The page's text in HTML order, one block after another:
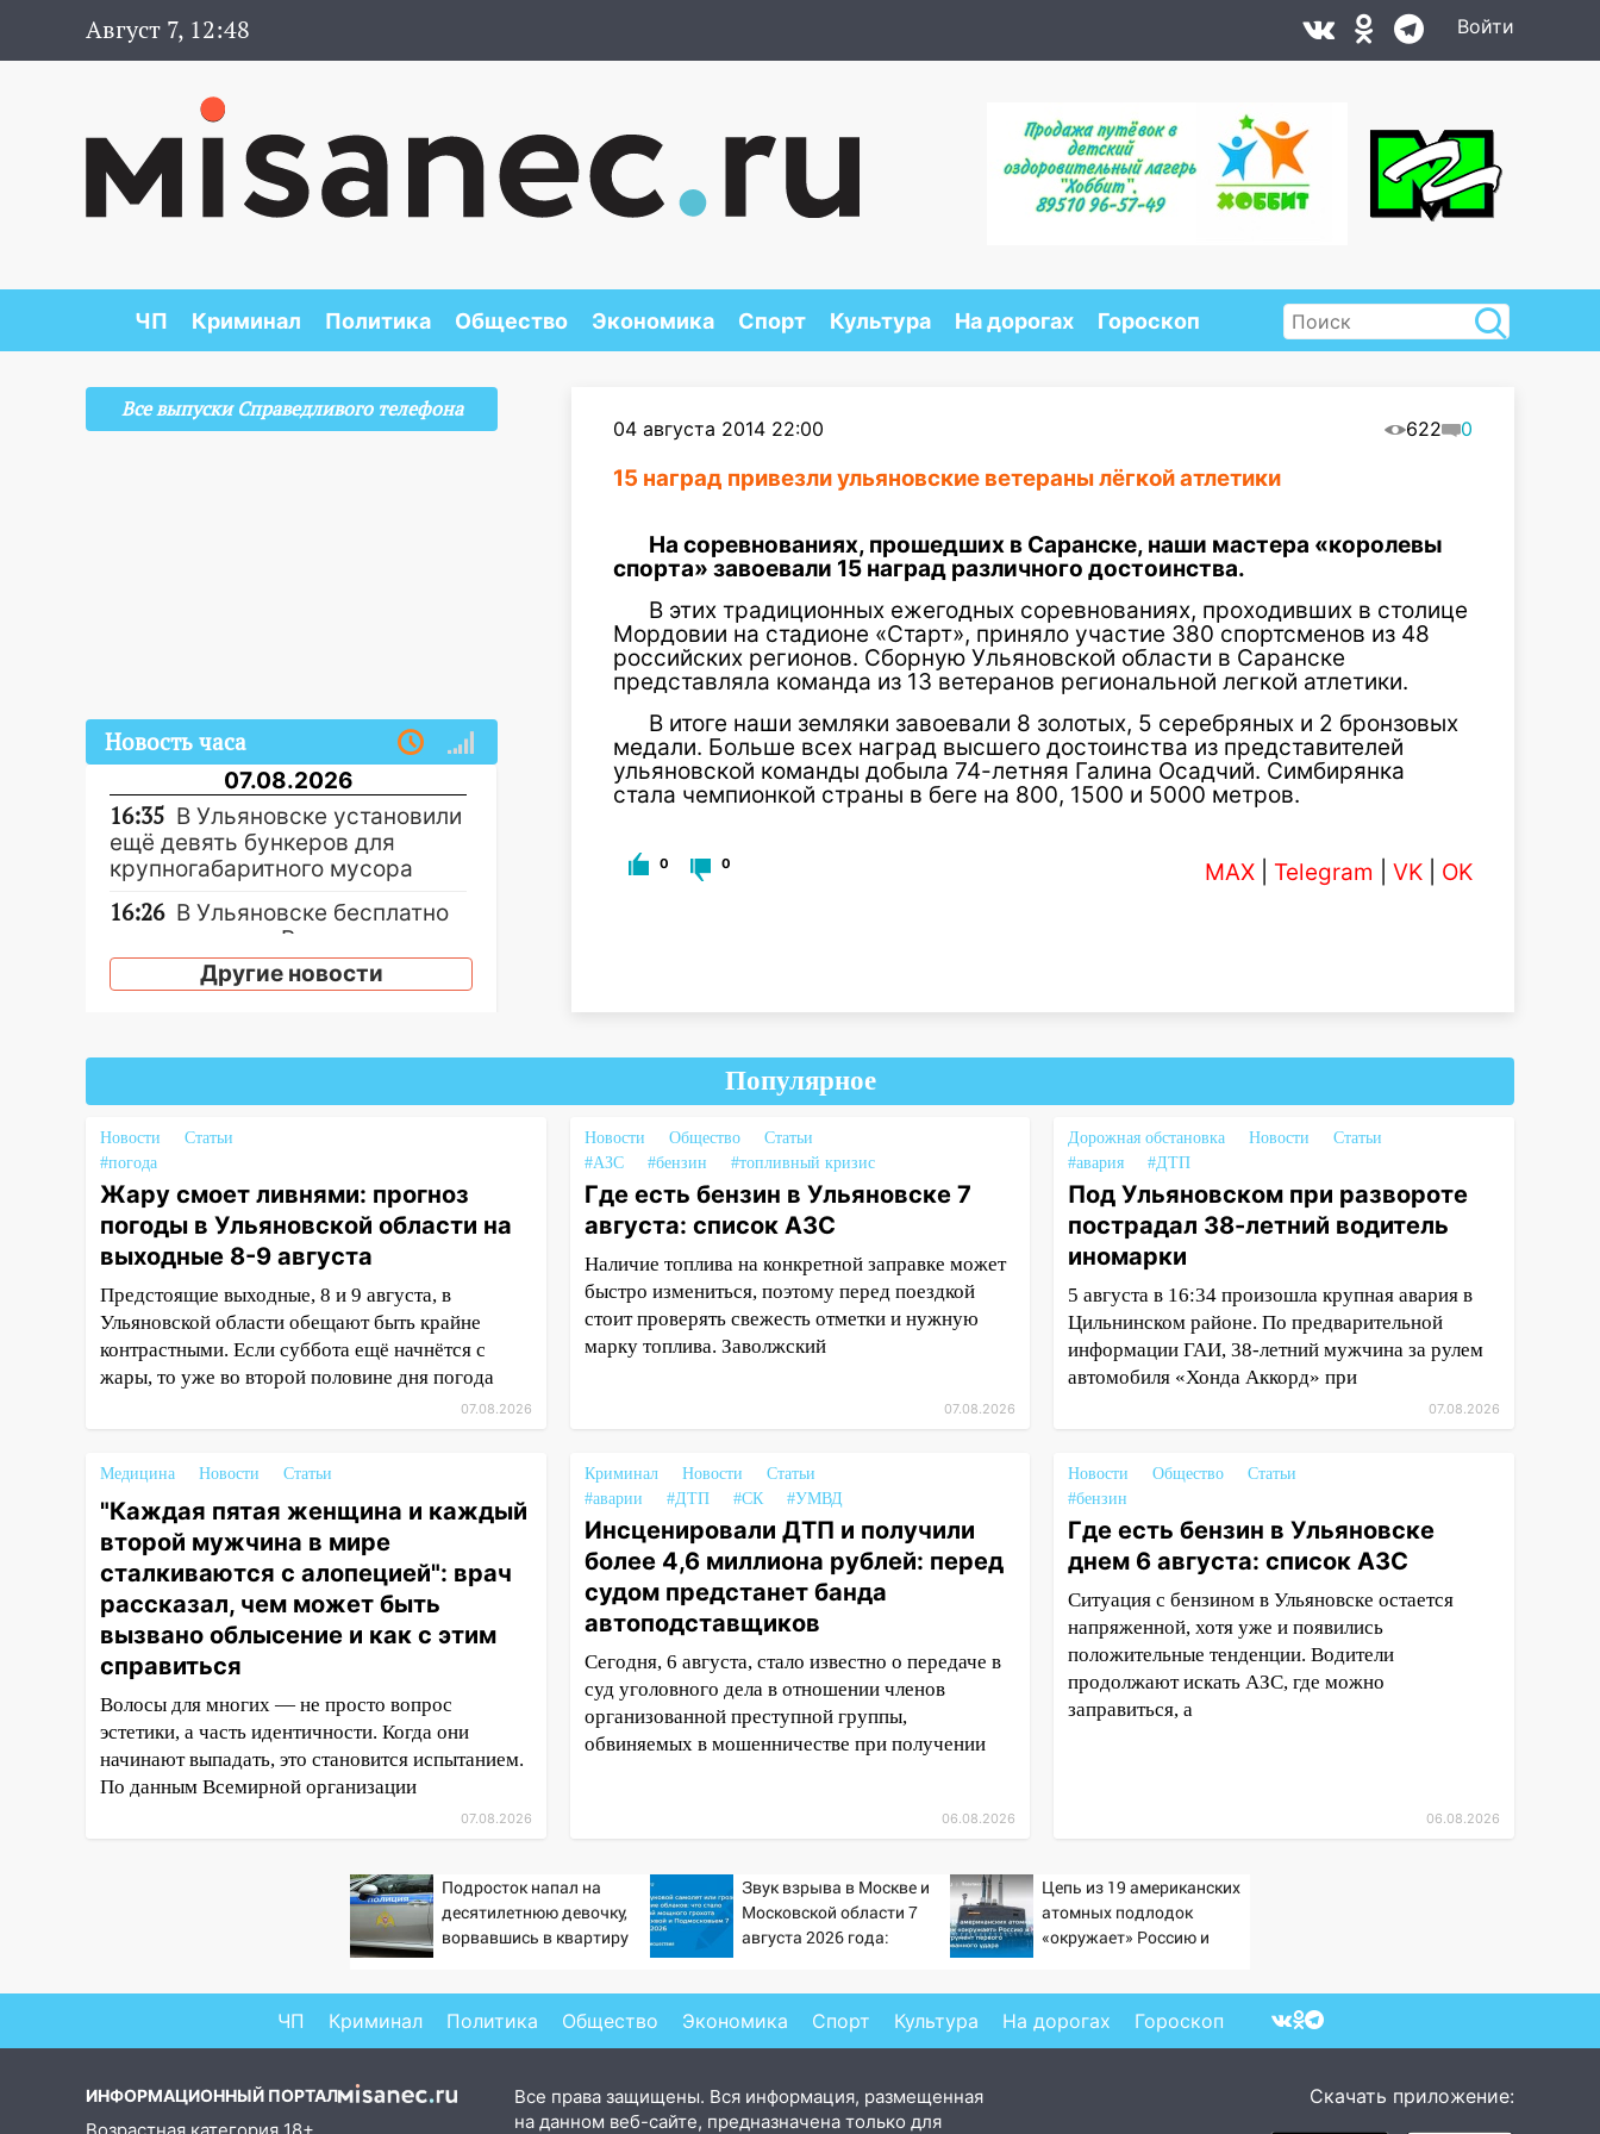
Август 7, 12:48 Войти
ЧП Криминал Политика Общество Экономика Спорт Культура На дорогах Гороскоп
04 августа 2014 22:00 622 0
15 наград привезли ульяновские ветераны лёгкой атлетики
На соревнованиях, прошедших в Саранске, наши мастера «королевы
спорта» завоевали 15 наград различного достоинства.
В этих традиционных ежегодных соревнованиях, проходивших в столице
Мордовии на стадионе «Старт», приняло участие 380 спортсменов из 48
российских регионов. Сборную Ульяновской области в Саранске
представляла команда из 13 ветеранов региональной легкой атлетики.
В итоге наши земляки завоевали 8 золотых, 5 серебряных и 2 бронзовых
медали. Больше всех наград высшего достоинства из представителей
ульяновской команды добыла 74-летняя Галина Осадчий. Симбирянка
стала чемпионкой страны в беге на 800, 1500 и 5000 метров.
0 0 MAX Telegram VK OK
Все выпуски Справедливого телефона
Новость часа
07.08.2026
16:35 В Ульяновске установили
ещё девять бункеров для
крупногабаритного мусора
16:26 В Ульяновске бесплатно
покажут матч «Волги» под
открытым небом
отечественный прибор для
15:47
Ульяновцы могут
вернуть деньги за абонементы
закрывшегося фитнес-клуба
«Рекорд-Fitness»
15:34 После вмешательства
Ульяновской области привели
в порядок детские площадки
15:27
Прокуратура проверяет
15:08
В Кузоватово после
прокурорской проверки
обновили разметку на
пешеходных переходах
14:40 На проспекте Гая в
Ульяновске запретили
остановку автомобилей на 50-
метровом участке
14:22 В Новом городе 8 августа
пройдет большой фестиваль
«Наше время» с
мотофристайлом и концертом
Жару смоет ливнями:
прогноз погоды в Ульяновской
области на выходные 8-9
13:30 В Ульяновске
полицейские проведут акцию
13:20
В Ульяновске за один
Другие новости
Популярное
Новости
Статьи
#погода
Жару смоет ливнями: прогноз
погоды в Ульяновской области на
выходные 8-9 августа
Предстоящие выходные, 8 и 9 августа, в
Ульяновской области обещают быть крайне
контрастными. Если суббота ещё начнётся с
жары, то уже во второй половине дня погода
07.08.2026
Новости Общество
Статьи
#АЗС
#бензин #топливный кризис
Где есть бензин в Ульяновске 7
августа: список АЗС
Наличие топлива на конкретной заправке может
быстро измениться, поэтому перед поездкой
стоит проверять свежесть отметки и нужную
марку топлива. Заволжский
07.08.2026
Дорожная обстановка Новости
Статьи
#авария
#ДТП
Под Ульяновском при развороте
пострадал 38-летний водитель
иномарки
5 августа в 16:34 произошла крупная авария в
Цильнинском районе. По предварительной
информации ГАИ, 38-летний мужчина за рулем
автомобиля «Хонда Аккорд» при
07.08.2026
Медицина Новости Статьи
"Каждая пятая женщина и каждый
второй мужчина в мире
сталкиваются с алопецией": врач
рассказал, чем может быть
вызвано облысение и как с этим
справиться
Волосы для многих — не просто вопрос
эстетики, а часть идентичности. Когда они
начинают выпадать, это становится испытанием.
По данным Всемирной организации
07.08.2026
Криминал Новости
Статьи
#аварии
#ДТП #СК #УМВД
Инсценировали ДТП и получили
более 4,6 миллиона рублей: перед
судом предстанет банда
автоподставщиков
Сегодня, 6 августа, стало известно о передаче в
суд уголовного дела в отношении членов
организованной преступной группы,
обвиняемых в мошенничестве при получении
06.08.2026
Новости Общество
Статьи
#бензин
Где есть бензин в Ульяновске
днем 6 августа: список АЗС
Ситуация с бензином в Ульяновске остается
напряженной, хотя уже и появились
положительные тенденции. Водители
продолжают искать АЗС, где можно
заправиться, а
06.08.2026
Подросток напал на
десятилетнюю девочку,
ворвавшись в квартиру
Звук взрыва в Москве и
Московской области 7
августа 2026 года:
хлопок
Цепь из 19 американских
атомных подлодок
«окружает» Россию и
удара
ЧП Криминал Политика Общество Экономика Спорт Культура На дорогах Гороскоп
ИНФОРМАЦИОННЫЙ ПОРТАЛ
Все права защищены. Вся информация, размещенная
на данном веб-сайте, предназначена только для
Скачать приложение: